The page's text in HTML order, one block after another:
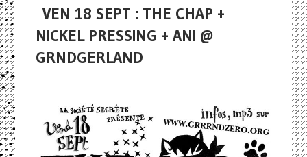
VEN 18 SEPT : THE CHAP +
NICKEL PRESSING + ANI @
GRNDGERLAND